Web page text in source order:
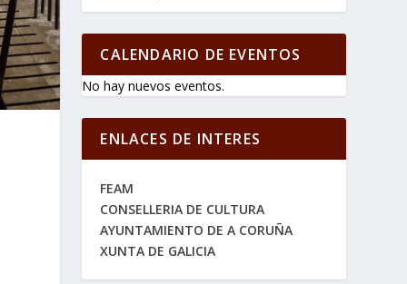
CALENDARIO DE EVENTOS
No hay nuevos eventos.
ENLACES DE INTERES
FEAM
CONSELLERIA DE CULTURA
AYUNTAMIENTO DE A CORUÑA
XUNTA DE GALICIA